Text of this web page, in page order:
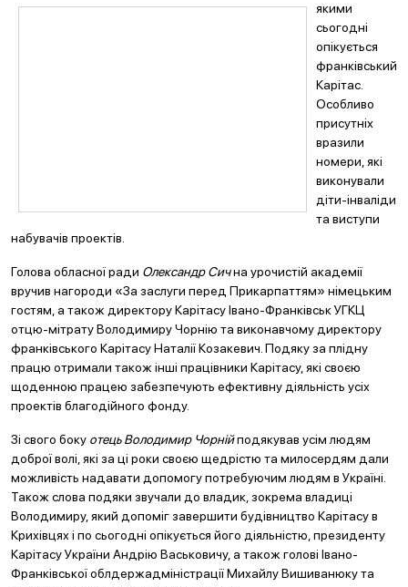
якими
сьогодні
опікується
франківський
Карітас.
Особливо
присутніх
вразили
номери, які
виконували
діти-інваліди
та виступи
набувачів проектів.
Голова обласної ради Олександр Сична урочистій академії
вручив нагороди «За заслуги перед Прикарпаттям» німецьким
гостям, а також директору Карітасу Івано-Франківськ УГКЦ
отцю-мітрату Володимиру Чорнію та виконавчому директору
франківського Карітасу Наталії Козакевич. Подяку за плідну
працю отримали також інші працівники Карітасу, які своєю
щоденною працею забезпечують ефективну діяльність усіх
проектів благодійного фонду.
Зі свого боку отець Володимир Чорнійподякував усім людям
доброї волі, які за ці роки своєю щедрістю та милосердям дали
можливість надавати допомогу потребуючим людям в Україні.
Також слова подяки звучали до владик, зокрема владиці
Володимиру, який допоміг завершити будівництво Карітасу в
Крихівцях і по сьогодні опікується його діяльністю, президенту
Карітасу України Андрію Васьковичу, а також голові Івано-
Франківської облдержадміністрації Михайлу Вишиванюку та